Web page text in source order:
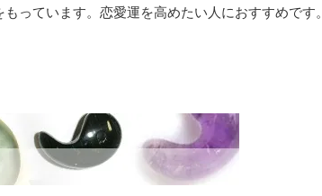
っています。恋愛運を高めたい人におすすめです。